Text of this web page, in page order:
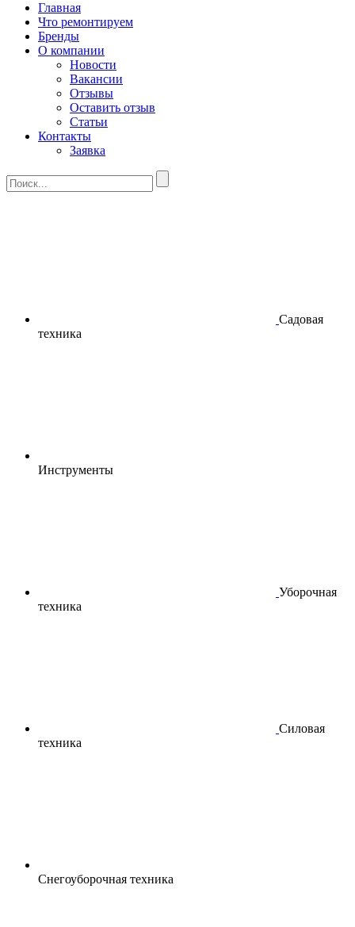
Главная
Что ремонтируем
Бренды
О компании
Новости
Вакансии
Отзывы
Оставить отзыв
Статьи
Контакты
Заявка
Садовая
техника
Инструменты
Уборочная
техника
Силовая
техника
Снегоуборочная техника